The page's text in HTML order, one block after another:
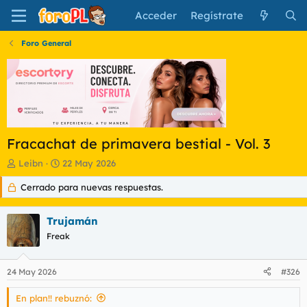
Acceder Regístrate
Foro General
Fracachat de primavera bestial - Vol. 3
I
n
c
i
a
d
o
r
d
e
l
Leibn
F
e
c
h
d
e
n
c
i
22 May 2026
Cerrado para nuevas respuestas.
Trujamán
Freak
24 May 2026 #326
En plan!! rebuznó: